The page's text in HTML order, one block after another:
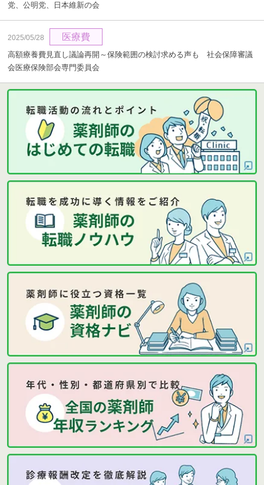
党、公明党、日本維新の会
2025/05/28 医療費
高額療養費見直し議論再開～保険範囲の検討求める声も 社会保障審議
会医療保険部会専門委員会